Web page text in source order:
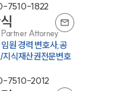
7510-1822
Partner Attorney
원 경력 변호사,공
지식재산권전문변호
7510-2012